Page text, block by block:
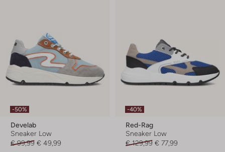
-50%
Develab
Sneaker Low
€ 99,99 € 49,99
-40%
Red-Rag
Sneaker Low
€ 129,99 € 77,99